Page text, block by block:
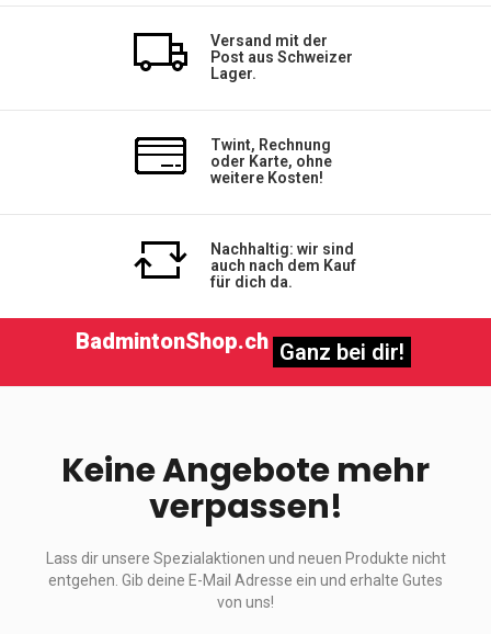
Versand mit der
Post aus Schweizer
Lager.
Twint, Rechnung
oder Karte, ohne
weitere Kosten!
Nachhaltig: wir sind
auch nach dem Kauf
für dich da.
BadmintonShop.ch Ganz bei dir!
Keine Angebote mehr
verpassen!
Lass dir unsere Spezialaktionen und neuen Produkte nicht
entgehen. Gib deine E-Mail Adresse ein und erhalte Gutes
von uns!